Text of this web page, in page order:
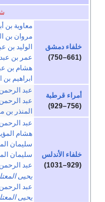
خلفاء دمشق
(661–750)
معاوية بن
مروان بن
الوليد بن
عمر بن عبد
هشام بن
ابراهيم بن
أمراء قرطبة
(756–929)
عبد
عبد
المنذر بن
خلفاء الأندلس
(929–1031)
عبد
هشام
سليمان
سليمان
عبد
يحيى
عبد
يحيى